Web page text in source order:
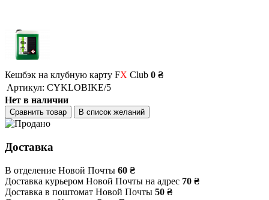
Кешбэк на клубную карту FX Club 0 ₴
Артикул: CYKLOBIKE/5
Нет в наличии
Сравнить товар В список желаний
Доставка
В отделение Новой Почты 60 ₴
Доставка курьером Новой Почты на адрес 70 ₴
Доставка в поштомат Новой Почты 50 ₴